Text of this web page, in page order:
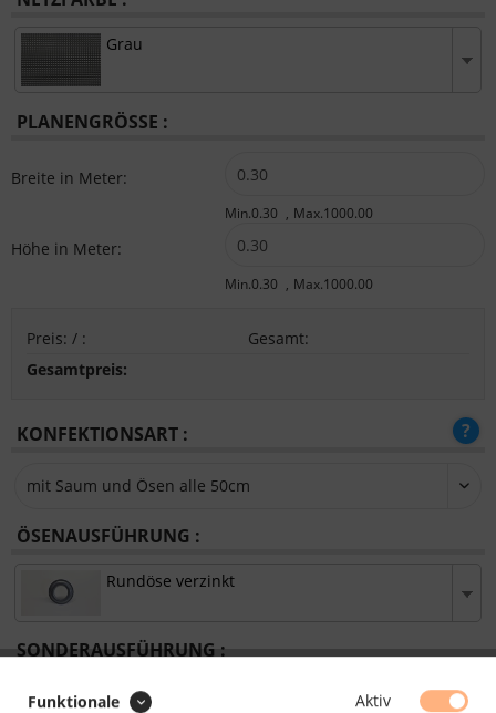
Grau
PLANENGRÖSSE :
Breite in Meter:
Min.0.30 Max.1000.00
Höhe in Meter:
Min.0.30 Max.1000.00
Preis: / : Gesamt:
Gesamtpreis:
KONFEKTIONSART :
ÖSENAUSFÜHRUNG :
Rundöse verzinkt
SONDERAUSFÜHRUNG :
Funktionale Aktiv